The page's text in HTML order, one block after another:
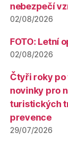
nebezpečí
02/08/2026
FOTO: Letní
02/08/2026
Čtyři roky po
novinky pro
turistických
prevence
29/07/2026